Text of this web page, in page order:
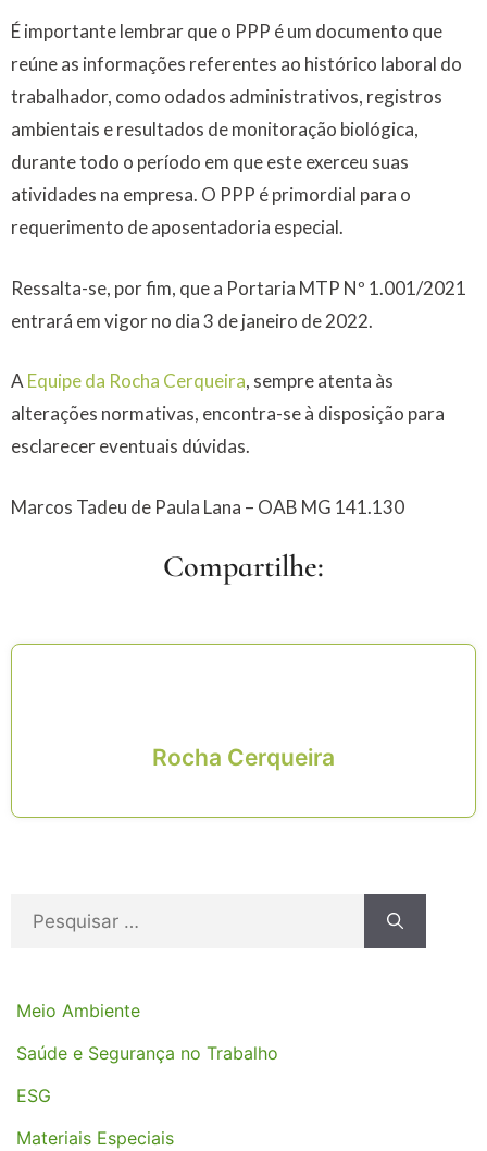
É importante lembrar que o PPP é um documento que
reúne as informações referentes ao histórico laboral do
trabalhador, como odados administrativos, registros
ambientais e resultados de monitoração biológica,
durante todo o período em que este exerceu suas
atividades na empresa. O PPP é primordial para o
requerimento de aposentadoria especial.
Ressalta-se, por fim, que a Portaria MTP Nº 1.001/2021
entrará em vigor no dia 3 de janeiro de 2022.
AEquipe da Rocha Cerqueira, sempre atenta às
alterações normativas, encontra-se à disposição para
esclarecer eventuais dúvidas.
Marcos Tadeu de Paula Lana – OAB MG 141.130
Compartilhe:
Rocha Cerqueira
Meio Ambiente
Saúde e Segurança no Trabalho
ESG
Materiais Especiais